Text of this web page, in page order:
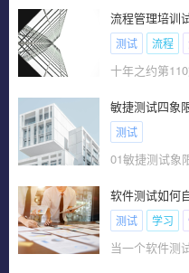
流程管理培训
测试 流程
十年之约第
测试
软件测试如何
测试 学习